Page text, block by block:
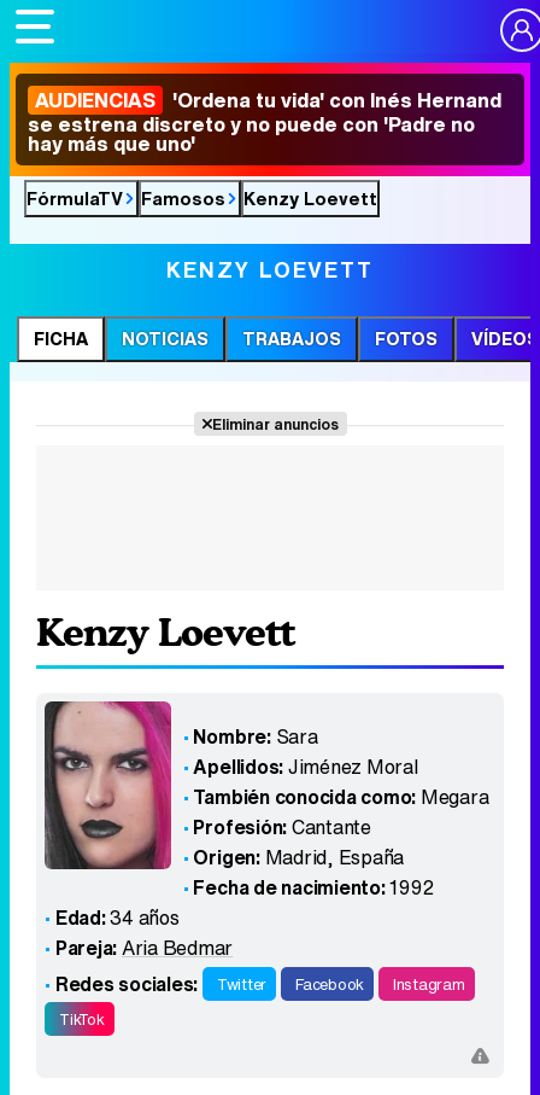
AUDIENCIAS 'Ordena tu vida' con Inés Hernand
se estrena discreto y no puede con 'Padre no
hay más que uno'
FórmulaTV Famosos Kenzy Loevett
KENZY LOEVETT
FICHA NOTICIAS TRABAJOS FOTOS VÍDEOS
Eliminar anuncios
Kenzy Loevett
Nombre: Sara
Apellidos:Jiménez Moral
También conocida como: Megara
Profesión:Cantante
Origen: Madrid, España
Fecha de nacimiento:1992
Edad:34 años
Pareja:Aria Bedmar
Redes sociales:
Twitter Facebook
Instagram
TikTok